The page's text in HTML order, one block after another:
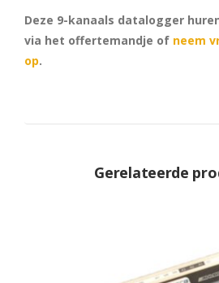
Deze 9-kanaals datalogger
via het offertemandje of neem
op.
Gerelateerde